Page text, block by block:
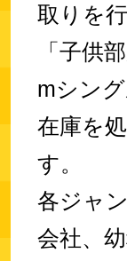
取りを
「子供
mシン
在庫を
す。
各ジャ
会社、